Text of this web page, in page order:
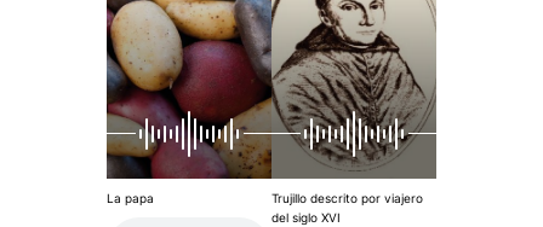
La papa
Trujillo descrito por viajero
del siglo XVI